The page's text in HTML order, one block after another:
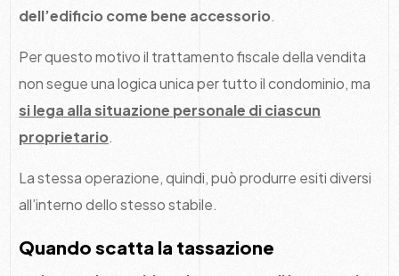
dell’edificio come bene accessorio.
Per questo motivo il trattamento fiscale della vendita
non segue una logica unica per tutto il condominio, ma
si lega alla situazione personale di ciascun
proprietario.
La stessa operazione, quindi, può produrre esiti diversi
all’interno dello stesso stabile.
Quando scatta la tassazione